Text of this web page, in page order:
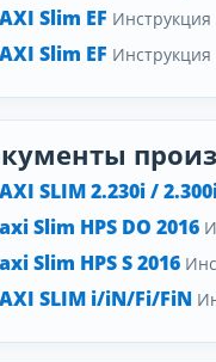
Slim EF Инструкция
Slim EF Инструкция
SLIM 2.230i /
Slim HPS DO 2016
Slim HPS S 2016
SLIM i/iN/Fi/FiN